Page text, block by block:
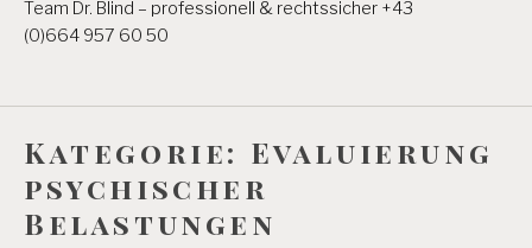
Team Dr. Blind – professionell & rechtssicher +43
(0)664 957 60 50
Kategorie: Evaluierung
psychischer
Belastungen